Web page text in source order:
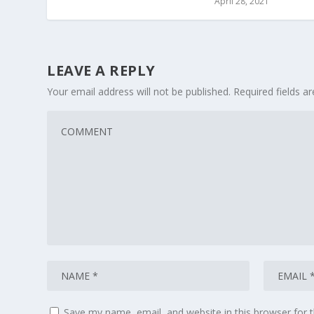
LEAVE A REPLY
Your email address will not be published. Required fields